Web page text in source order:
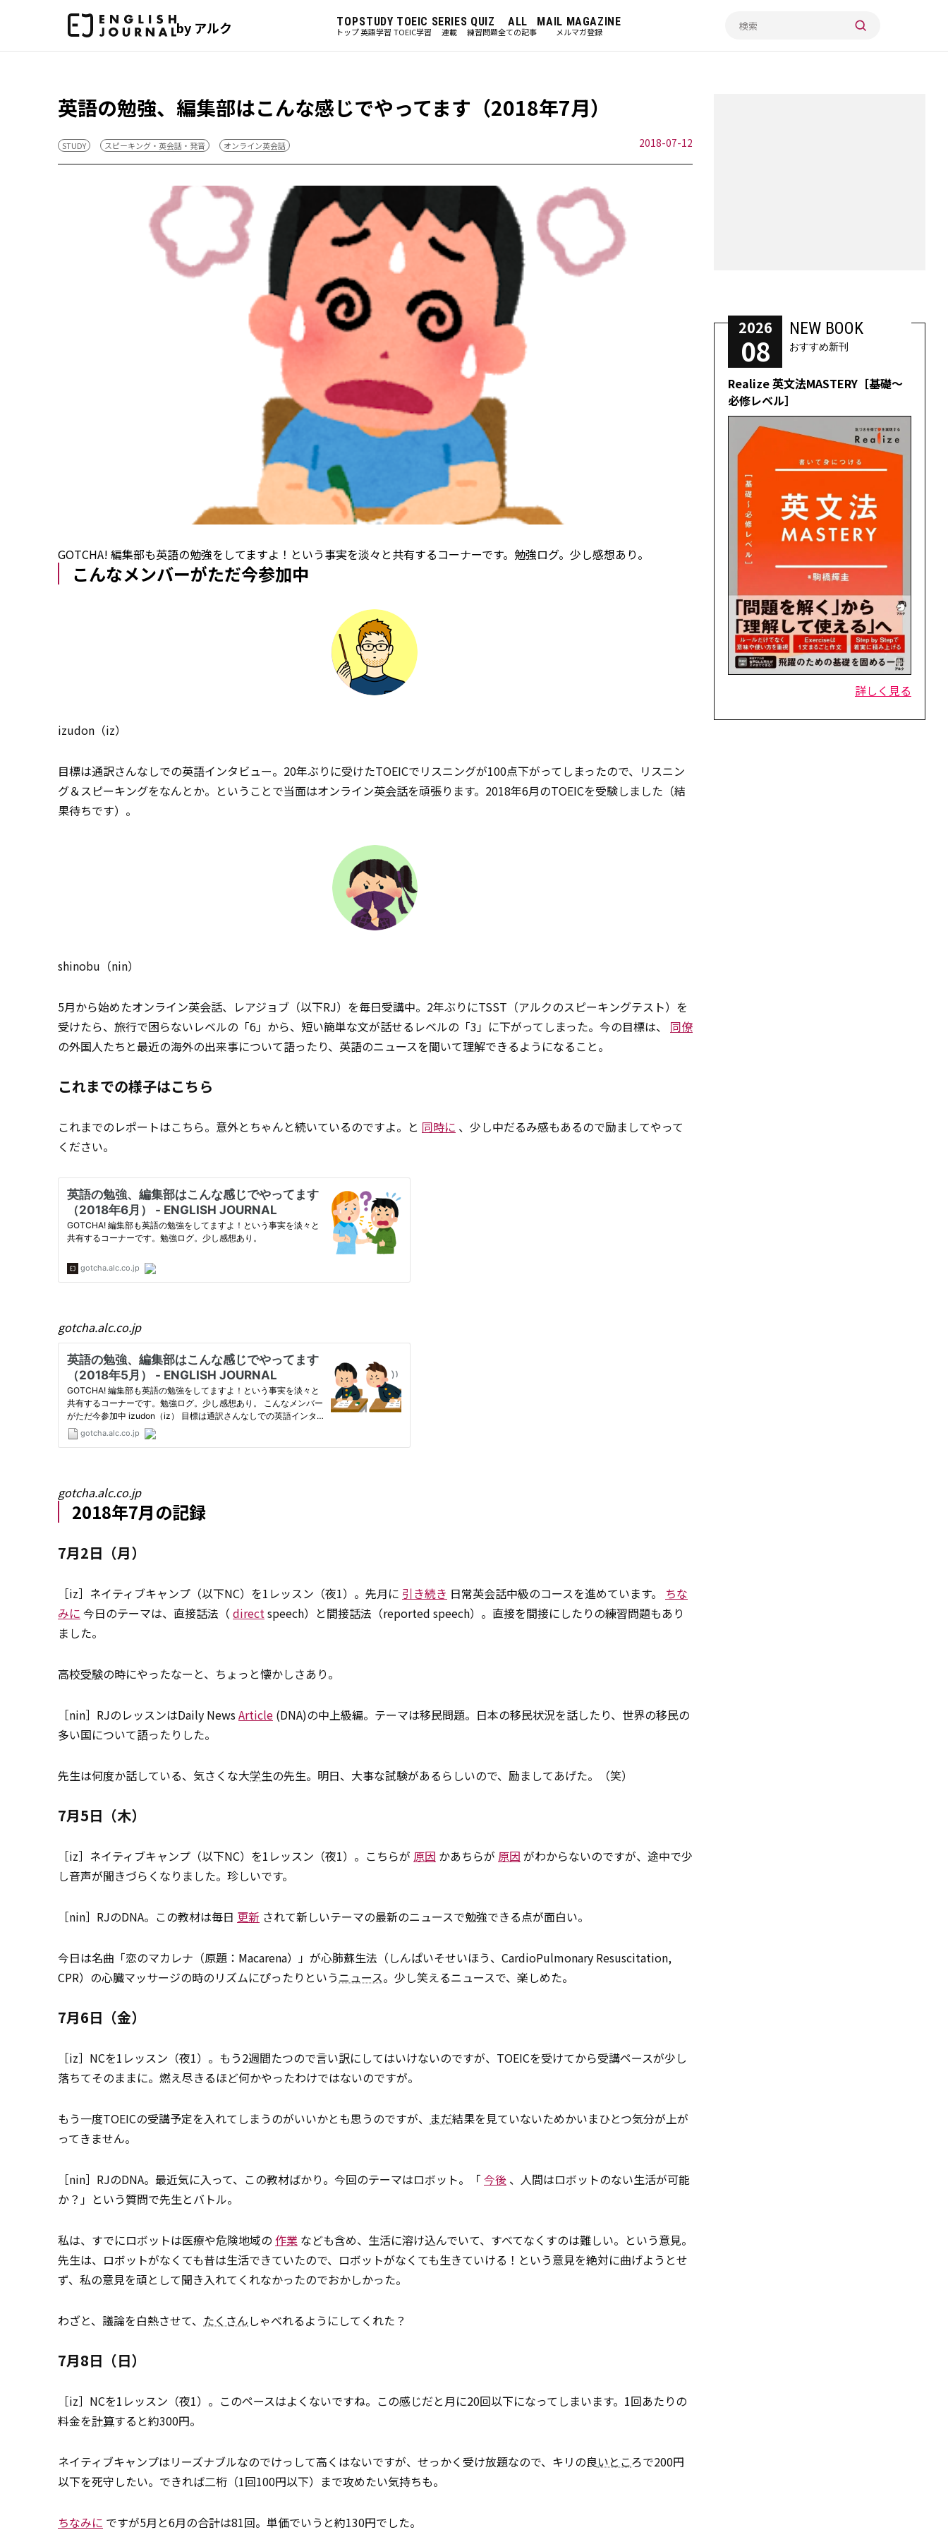
by アルク TOP
トップ
STUDY
英語学習
TOEIC
TOEIC学習
SERIES
連載
QUIZ
練習問題
ALL
全ての記事
MAIL MAGAZINE
メルマガ登録
英語の勉強、編集部はこんな感じでやってます（2018年7月）
STUDY スピーキング・英会話・発音 オンライン英会話 2018-07-12
GOTCHA! 編集部も英語の勉強をしてますよ！という事実を淡々と共有するコーナーです。勉強ログ。少し感想あり。
こんなメンバーがただ今参加中
izudon（iz）
目標は通訳さんなしでの英語インタビュー。20年ぶりに受けたTOEICでリスニングが100点下がってしまったので、リスニン
グ＆スピーキングをなんとか。ということで当面はオンライン英会話を頑張ります。2018年6月のTOEICを受験しました（結
果待ちです）。
shinobu（nin）
5月から始めたオンライン英会話、レアジョブ（以下RJ）を毎日受講中。2年ぶりにTSST（アルクのスピーキングテスト）を
受けたら、旅行で困らないレベルの「6」から、短い簡単な文が話せるレベルの「3」に下がってしまった。今の目標は、 同僚
の外国人たちと最近の海外の出来事について語ったり、英語のニュースを聞いて理解できるようになること。
これまでの様子はこちら
これまでのレポートはこちら。意外とちゃんと続いているのですよ。と 同時に 、少し中だるみ感もあるので励ましてやって
ください。
gotcha.alc.co.jp
gotcha.alc.co.jp
2018年7月の記録
7月2日（月）
［iz］ネイティブキャンプ（以下NC）を1レッスン（夜1）。先月に 引き続き 日常英会話中級のコースを進めています。 ちな
みに 今日のテーマは、直接話法（ directspeech）と間接話法（reported speech）。直接を間接にしたりの練習問題もあり
ました。
高校受験の時にやったなーと、ちょっと懐かしさあり。
［nin］RJのレッスンはDaily NewsArticle (DNA)の中上級編。テーマは移民問題。日本の移民状況を話したり、世界の移民の
多い国について語ったりした。
先生は何度か話している、気さくな大学生の先生。明日、大事な試験があるらしいので、励ましてあげた。（笑）
7月5日（木）
［iz］ネイティブキャンプ（以下NC）を1レッスン（夜1）。こちらが 原因 かあちらが 原因 がわからないのですが、途中で少
し音声が聞きづらくなりました。珍しいです。
［nin］RJのDNA。この教材は毎日 更新 されて新しいテーマの最新のニュースで勉強できる点が面白い。
今日は名曲「恋のマカレナ（原題：Macarena）」が心肺蘇生法（しんぱいそせいほう、CardioPulmonary Resuscitation,
CPR）の心臓マッサージの時のリズムにぴったりというニュース。少し笑えるニュースで、楽しめた。
7月6日（金）
［iz］NCを1レッスン（夜1）。もう2週間たつので言い訳にしてはいけないのですが、TOEICを受けてから受講ペースが少し
落ちてそのままに。燃え尽きるほど何かやったわけではないのですが。
もう一度TOEICの受講予定を入れてしまうのがいいかとも思うのですが、 まだ結果を見ていないためかいまひとつ気分が上が
ってきません。
［nin］RJのDNA。最近気に入って、この教材ばかり。今回のテーマはロボット。「 今後 、人間はロボットのない生活が可能
か？」という質問で先生とバトル。
私は、すでにロボットは医療や危険地域の 作業 なども含め、生活に溶け込んでいて、すべてなくすのは難しい。という意見。
先生は、ロボットがなくても昔は生活できていたので、ロボットがなくても生きていける！という意見を絶対に曲げようとせ
ず、私の意見を頑として聞き入れてくれなかったのでおかしかった。
わざと、議論を白熱させて、 たくさんしゃべれるようにしてくれた？
7月8日（日）
［iz］NCを1レッスン（夜1）。このペースはよくないですね。この感じだと月に20回以下になってしまいます。1回あたりの
料金を計算すると約300円。
ネイティブキャンプはリーズナブルなのでけっして高くはないですが、せっかく受け放題なので、キリの良いところで200円
以下を死守したい。できれば二桁（1回100円以下）まで攻めたい気持ちも。
ちなみに ですが5月と6月の合計は81回。単価でいうと約130円でした。
2026
08
NEW BOOK
おすすめ新刊
Realize 英文法MASTERY［基礎～
必修レベル］
詳しく見る